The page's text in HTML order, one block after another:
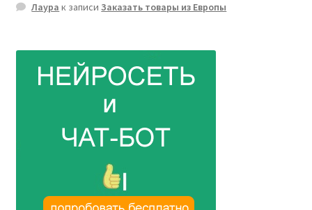
Лаура к записиЗаказать товары из Европы